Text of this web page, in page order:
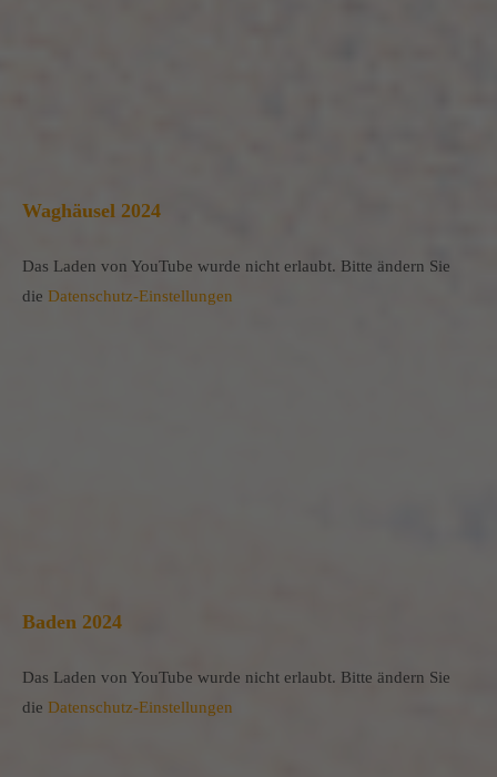
Waghäusel 2024
Das Laden von YouTube wurde nicht erlaubt. Bitte ändern Sie
die Datenschutz-Einstellungen
Baden 2024
Das Laden von YouTube wurde nicht erlaubt. Bitte ändern Sie
die Datenschutz-Einstellungen